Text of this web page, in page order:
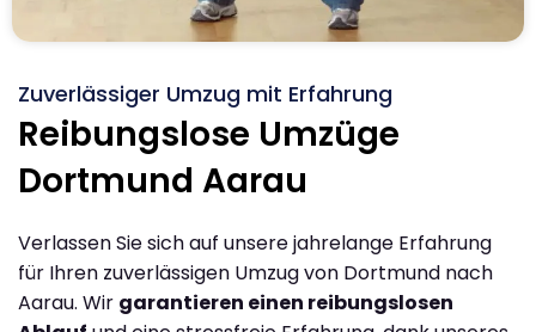
Zuverlässiger Umzug mit Erfahrung
Reibungslose Umzüge
Dortmund Aarau
Verlassen Sie sich auf unsere jahrelange Erfahrung
für Ihren zuverlässigen Umzug von Dortmund nach
Aarau. Wir garantieren einen reibungslosen